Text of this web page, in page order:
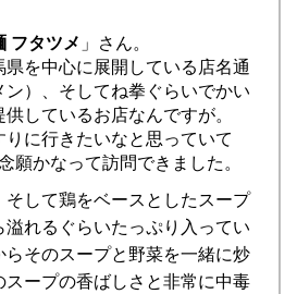
フタツメ 」さん。
を中心に展開している店名通
ン）、そしてね拳ぐらいでかい
しているお店なんですが。
に行きたいなと思っていて
願かなって訪問できました。
して鶏をベースとしたスープ
れるぐらいたっぷり入ってい
そのスープと野菜を一緒に炒
ープの香ばしさと非常に中毒